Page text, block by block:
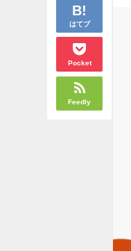
はてブ
Pocket
Feedly